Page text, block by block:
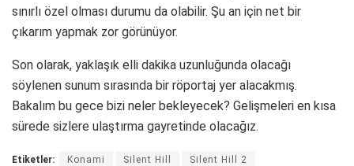
sınırlı özel olması durumu da olabilir. Şu an için net bir
çıkarım yapmak zor görünüyor.
Son olarak, yaklaşık elli dakika uzunluğunda olacağı
söylenen sunum sırasında bir röportaj yer alacakmış.
Bakalım bu gece bizi neler bekleyecek? Gelişmeleri en kısa
sürede sizlere ulaştırma gayretinde olacağız.
Etiketler: Konami Silent Hill Silent Hill 2